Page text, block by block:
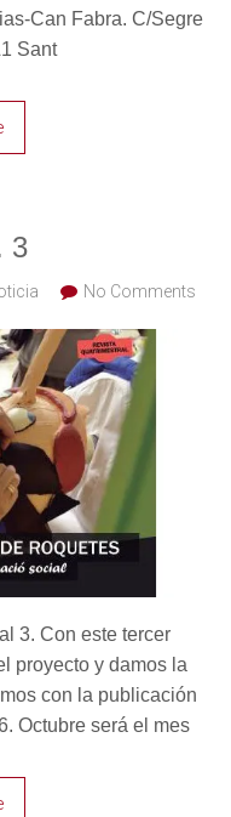
Can Fabra. C/Segre
Sant
3
No Comments
3. Con este tercer
proyecto y damos la
con la publicación
Octubre será el mes